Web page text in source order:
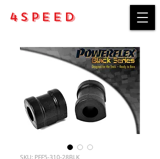
4Speed
SKU: PFF5-310-28BLK